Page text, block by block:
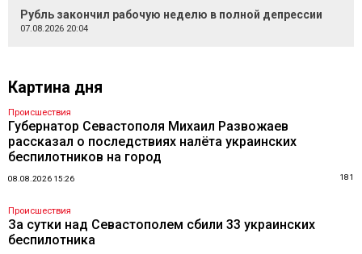
Рубль закончил рабочую неделю в полной депрессии
07.08.2026 20:04
Картина дня
Происшествия
Губернатор Севастополя Михаил Развожаев
рассказал о последствиях налёта украинских
беспилотников на город
08.08.2026 15:26 181
Происшествия
За сутки над Севастополем сбили 33 украинских
беспилотника